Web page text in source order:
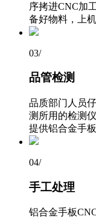
序拷进CNC加
备好物料，上机
03/
品管检测
品质部门人员
测所用的检测
提供铝合金手
04/
手工处理
铝合金手板